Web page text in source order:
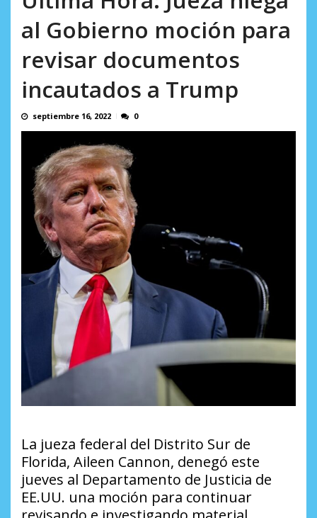
al Gobierno moción para
revisar documentos
incautados a Trump
septiembre 16, 2022 0
La jueza federal del Distrito Sur de
Florida, Aileen Cannon, denegó este
jueves al Departamento de Justicia de
EE.UU. una moción para continuar